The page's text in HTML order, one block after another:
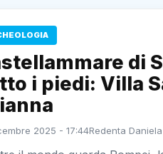
di
i piedi: Villa
2025 - 17:44Redenta